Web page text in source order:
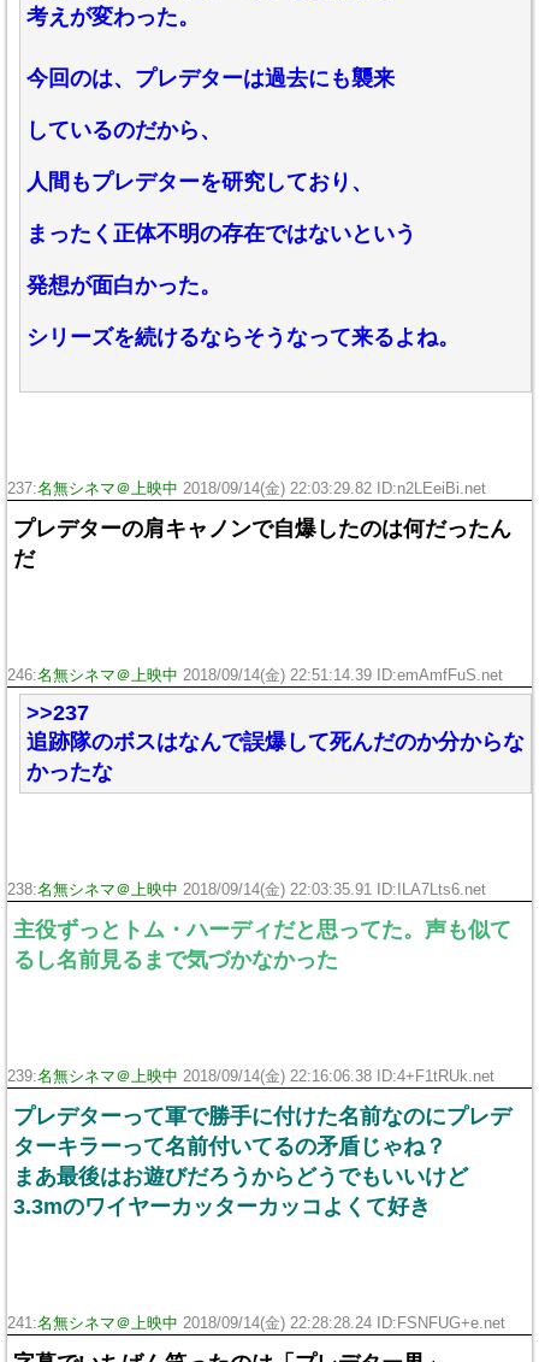
考えが変わった。
今回のは、プレデターは過去にも襲来
しているのだから、
人間もプレデターを研究しており、
まったく正体不明の存在ではないという
発想が面白かった。
シリーズを続けるならそうなって来るよね。
237:名無シネマ＠上映中 2018/09/14(金) 22:03:29.82 ID:n2LEeiBi.net
プレデターの肩キャノンで自爆したのは何だったん
だ
246:名無シネマ＠上映中 2018/09/14(金) 22:51:14.39 ID:emAmfFuS.net
>>237
追跡隊のボスはなんで誤爆して死んだのか分からな
かったな
238:名無シネマ＠上映中 2018/09/14(金) 22:03:35.91 ID:ILA7Lts6.net
主役ずっとトム・ハーディだと思ってた。声も似て
るし名前見るまで気づかなかった
239:名無シネマ＠上映中 2018/09/14(金) 22:16:06.38 ID:4+F1tRUk.net
プレデターって軍で勝手に付けた名前なのにプレデ
ターキラーって名前付いてるの矛盾じゃね？
まあ最後はお遊びだろうからどうでもいいけど
3.3mのワイヤーカッターカッコよくて好き
241:名無シネマ＠上映中 2018/09/14(金) 22:28:28.24 ID:FSNFUG+e.net